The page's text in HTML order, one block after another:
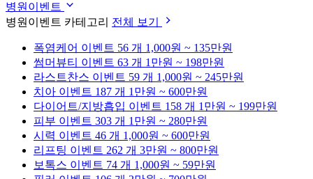
병원이벤트
병원이벤트 카테고리 전체 보기
폭염케어 이벤트 56 개 1,000원 ~ 135만원
썸머뷰티 이벤트 63 개 1만원 ~ 198만원
라스트찬스 이벤트 59 개 1,000원 ~ 245만원
치아 이벤트 187 개 1만원 ~ 600만원
다이어트/지방흡입 이벤트 158 개 1만원 ~ 199만원
피부 이벤트 303 개 1만원 ~ 280만원
시력 이벤트 46 개 1,000원 ~ 600만원
리프팅 이벤트 262 개 3만원 ~ 800만원
보톡스 이벤트 74 개 1,000원 ~ 59만원